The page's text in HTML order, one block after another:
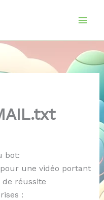
bot:
une vidéo portant
réussite
: